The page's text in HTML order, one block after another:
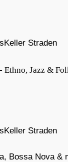
Straden
Ethno, Jazz &
Straden
Bossa Nova &